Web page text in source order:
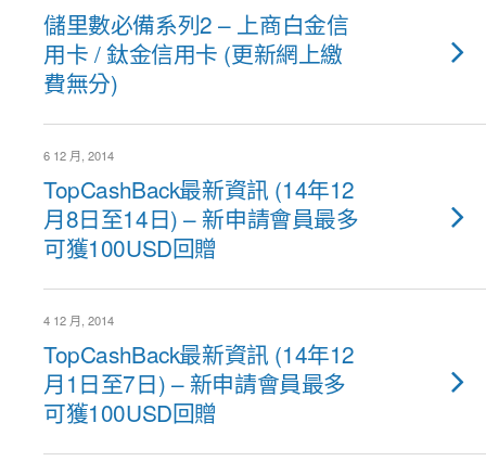
儲里數必備系列2 – 上商白金信
用卡 / 鈦金信用卡 (更新網上繳
費無分)
6 12 月, 2014
TopCashBack最新資訊 (14年12
月8日至14日) – 新申請會員最多
可獲100USD回贈
4 12 月, 2014
TopCashBack最新資訊 (14年12
月1日至7日) – 新申請會員最多
可獲100USD回贈